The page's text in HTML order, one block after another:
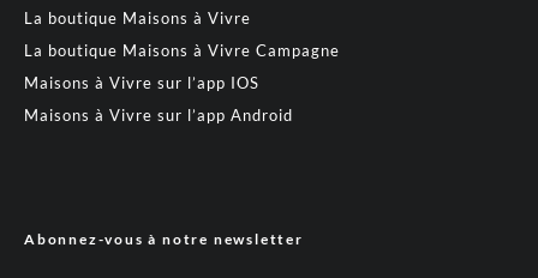
La boutique Maisons à Vivre
La boutique Maisons à Vivre Campagne
Maisons à Vivre sur l’app IOS
Maisons à Vivre sur l’app Android
Abonnez-vous à notre newsletter